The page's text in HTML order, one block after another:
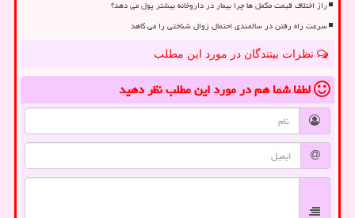
راز اختلاف قیمت مکمل ها چرا بیمار در داروخانه بیشتر پول می دهد؟
سرعت راه رفتن در سالمندی احتمال زوال شناختی را می کاهد
نظرات بینندگان در مورد این مطلب
لطفا شما همدر مورد این مطلبنظر دهید